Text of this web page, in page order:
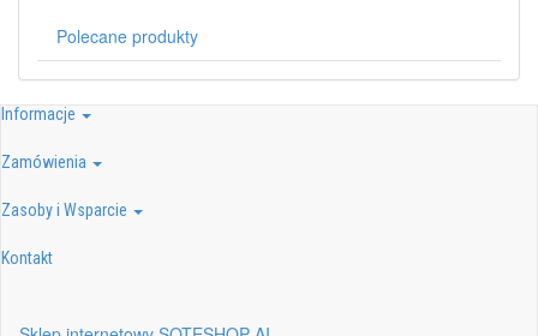
Polecane produkty
Informacje
Zamówienia
Zasoby i Wsparcie
Kontakt